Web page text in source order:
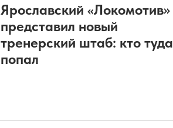
Ярославский «Локомотив»
представил новый
тренерский штаб: кто туда
попал